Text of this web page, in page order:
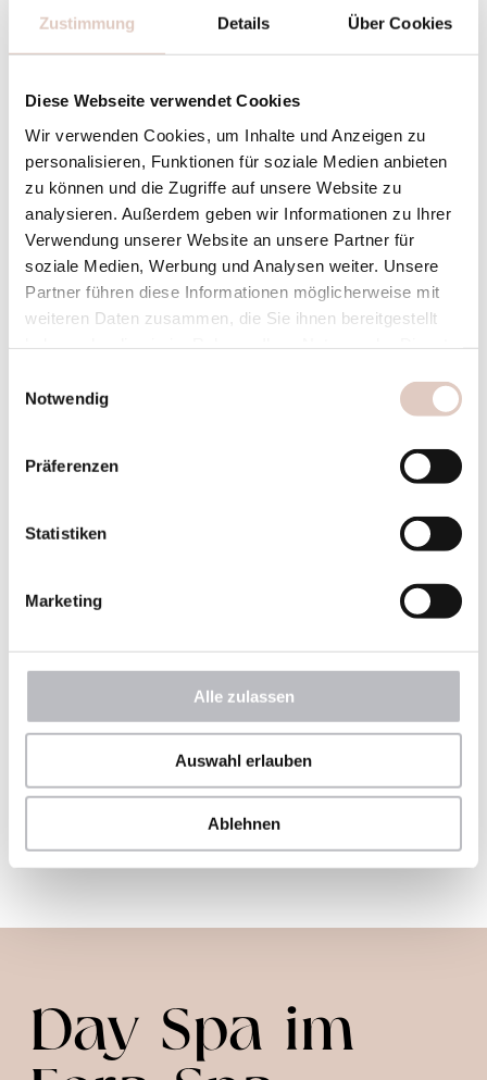
Zustimmung Details Über Cookies
Diese Webseite verwendet Cookies
Wir verwenden Cookies, um Inhalte und Anzeigen zu
personalisieren, Funktionen für soziale Medien anbieten
zu können und die Zugriffe auf unsere Website zu
analysieren. Außerdem geben wir Informationen zu Ihrer
Verwendung unserer Website an unsere Partner für
soziale Medien, Werbung und Analysen weiter. Unsere
Partner führen diese Informationen möglicherweise mit
weiteren Daten zusammen, die Sie ihnen bereitgestellt
Notwendig
Präferenzen
Statistiken
Marketing
Alle zulassen
Auswahl erlauben
Ablehnen
Auszeit. Bequem buchbar direkt über die
—Fora Spa, Hotel Oberforsthof
—Cocoon Spa, Sonnhof Alpendorf
—Asian & Beauty, Alpina Alpendorf
zu den Spa Menüs
Day Spa im